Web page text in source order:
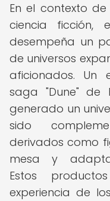
En el contexto
ciencia ficción,
desempeña un
de universos
aficionados. Un
saga "Dune" de
generado un
sido
derivados como
mesa y
Estos
experiencia de